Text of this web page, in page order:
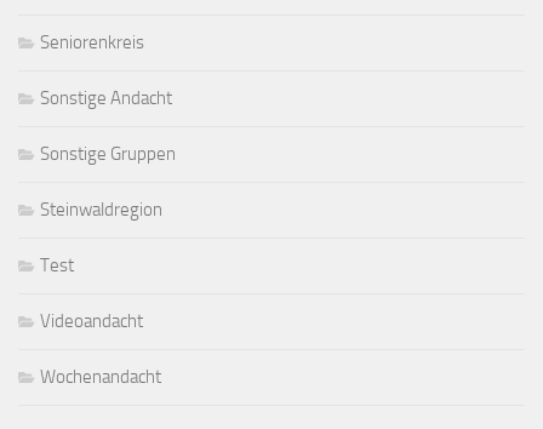
Seniorenkreis
Sonstige Andacht
Sonstige Gruppen
Steinwaldregion
Test
Videoandacht
Wochenandacht